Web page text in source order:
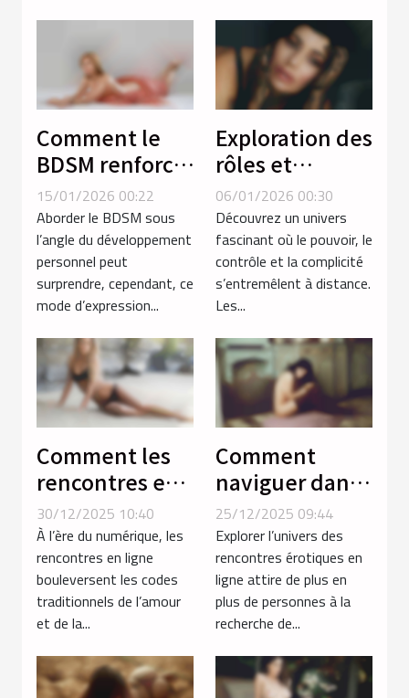
Comment le
BDSM renforce-
t-il la confiance
en soi chez les
femmes ?
15/01/2026 00:22
Aborder le BDSM sous
l’angle du développement
personnel peut
surprendre, cependant, ce
mode d’expression...
Exploration des
rôles et
dynamiques
en séances de
soumission par
téléphone
06/01/2026 00:30
Découvrez un univers
fascinant où le pouvoir, le
contrôle et la complicité
s’entremêlent à distance.
Les...
Comment les
rencontres en
ligne
favorisent les
liaisons avec
des femmes
voluptueuses ?
30/12/2025 10:40
À l’ère du numérique, les
rencontres en ligne
bouleversent les codes
traditionnels de l’amour
et de la...
Comment
naviguer dans
le monde des
rencontres
érotiques en
ligne ?
25/12/2025 09:44
Explorer l’univers des
rencontres érotiques en
ligne attire de plus en
plus de personnes à la
recherche de...